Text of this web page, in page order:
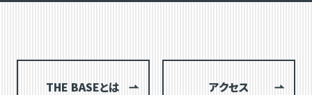
THE BASEとは アクセス